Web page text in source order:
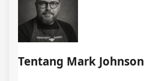
Tentang Mark Johnson